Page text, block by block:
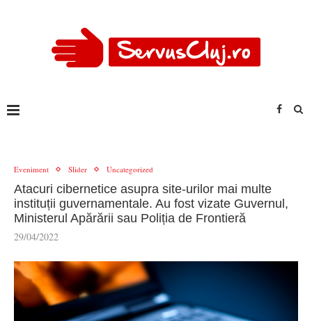
Eveniment Slider Uncategorized
Atacuri cibernetice asupra site-urilor mai multe
instituții guvernamentale. Au fost vizate Guvernul,
Ministerul Apărării sau Poliția de Frontieră
29/04/2022